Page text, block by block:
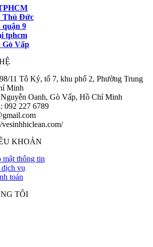
Thủ Đức
quận 9
tphcm
Gò Vấp
11 Tô Ký, tổ 7, khu phố 2, Phường Trung
Minh
Oanh, Gò Vấp, Hồ Chí Minh
092 227 6789
vesinhhiclean.com/
KHOẢN
mật thông tin
vụ
toán
TÔI